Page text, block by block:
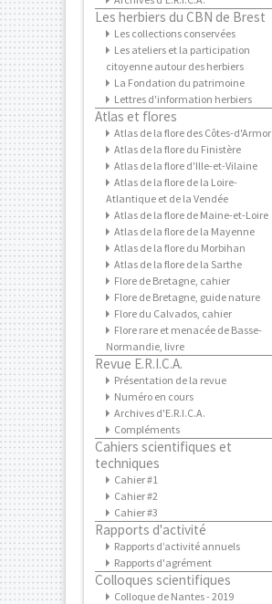
Les herbiers du CBN de Brest
Les collections conservées
Les ateliers et la participation
citoyenne autour des herbiers
La Fondation du patrimoine
Lettres d'information herbiers
Atlas et flores
Atlas de la flore des Côtes-d'Armor
Atlas de la flore du Finistère
Atlas de la flore d'Ille-et-Vilaine
Atlas de la flore de la Loire-
Atlantique et de la Vendée
Atlas de la flore de Maine-et-Loire
Atlas de la flore de la Mayenne
Atlas de la flore du Morbihan
Atlas de la flore de la Sarthe
Flore de Bretagne, cahier
Flore de Bretagne, guide nature
Flore du Calvados, cahier
Flore rare et menacée de Basse-
Normandie, livre
Revue E.R.I.C.A.
Présentation de la revue
Numéro en cours
Archives d'E.R.I.C.A.
Compléments
Cahiers scientifiques et
techniques
Cahier #1
Cahier #2
Cahier #3
Rapports d'activité
Rapports d’activité annuels
Rapports d'agrément
Colloques scientifiques
Colloque de Nantes - 2019